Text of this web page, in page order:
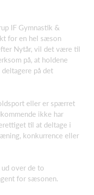
IF Gymnastik &
for en hel sæson
Nytår, vil det være til
på, at holdene
på det
eller er spærret
ikke har
til at deltage i
konkurrence eller
over de to
for sæsonen.